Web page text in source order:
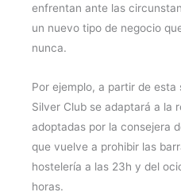
enfrentan ante las
un nuevo tipo de negocio
nunca.
Por ejemplo, a partir de esta
Silver Club se adaptará a la
adoptadas por la consejera
que vuelve a prohibir las
hostelería a las 23h y del
horas.